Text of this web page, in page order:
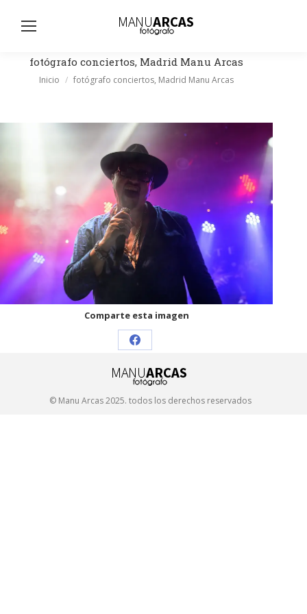
fotógrafo conciertos, Madrid Manu Arcas
Estás aquí:
Inicio fotógrafo conciertos, Madrid Manu Arcas
Comparte esta imagen
Share
on
Facebook
© Manu Arcas 2025. todos los derechos reservados